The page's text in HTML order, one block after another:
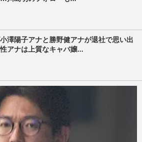
澤陽子アナと勝野健アナが退社で思い出
アナは上質なキャバ嬢...